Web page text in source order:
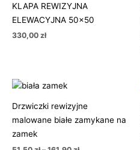
KLAPA REWIZYJNA
ELEWACYJNA 50×50
330,00 zł
Drzwiczki rewizyjne
malowane białe zamykane na
zamek
51,50 zł
do